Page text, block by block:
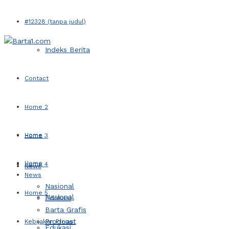
#12328 (tanpa judul)
Indeks Berita
Contact
Home 2
Home 3
Home 4
Home 5
Kebijakan Privasi
Home
News
Nasional
Home
News
Nasional
Edukasi
Barta Grafis
Prodcast